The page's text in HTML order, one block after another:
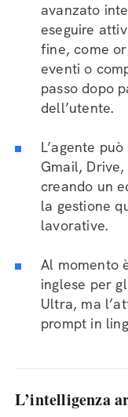
avanzato
eseguire
fine, come
eventi o
passo dopo
dell’utente.
L’agente
Gmail,
creando un
la gestione
lavorative.
Al momento
inglese per
Ultra, ma
prompt in
L’intelligenza